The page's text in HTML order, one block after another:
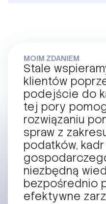
MOIM ZDANIEM
Stale
klientów
podejście do
tej pory
rozwiązaniu
spraw z
podatków,
niezbędną
bezpośrednio
efektywne